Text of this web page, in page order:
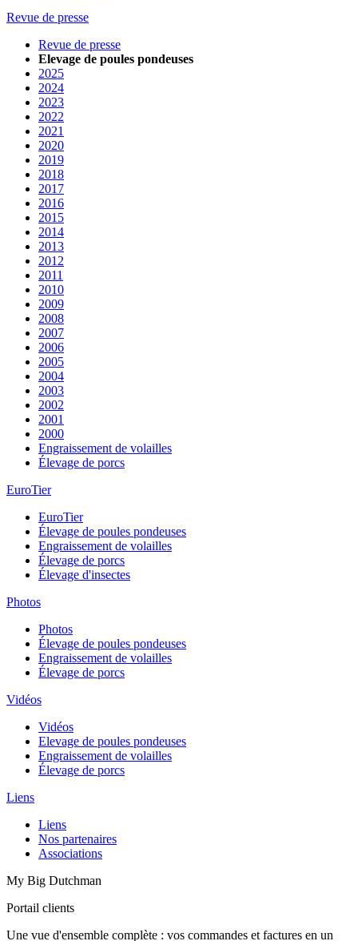
Revue de presse
Revue de presse
Elevage de poules pondeuses
2025
2024
2023
2022
2021
2020
2019
2018
2017
2016
2015
2014
2013
2012
2011
2010
2009
2008
2007
2006
2005
2004
2003
2002
2001
2000
Engraissement de volailles
Élevage de porcs
EuroTier
EuroTier
Élevage de poules pondeuses
Engraissement de volailles
Élevage de porcs
Élevage d'insectes
Photos
Photos
Élevage de poules pondeuses
Engraissement de volailles
Élevage de porcs
Vidéos
Vidéos
Elevage de poules pondeuses
Engraissement de volailles
Élevage de porcs
Liens
Liens
Nos partenaires
Associations
My Big Dutchman
Portail clients
Une vue d'ensemble complète : vos commandes et factures en un